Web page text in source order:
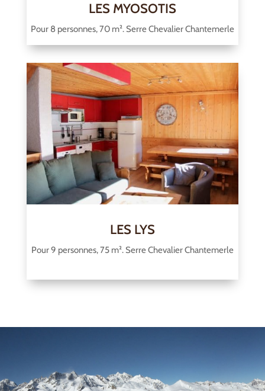
LES MYOSOTIS
Pour 8 personnes, 70 m². Serre Chevalier Chantemerle
LES LYS
Pour 9 personnes, 75 m². Serre Chevalier Chantemerle